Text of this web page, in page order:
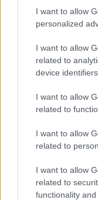
I want to allow
personalized
I want to allow
related to
device
I want to allow
related to
I want to allow
related to
I want to allow
related to
functionality
Tatár Györgyöt
alelnöknek a
Szövetsége (MaReSz)
Budapesten, ahol